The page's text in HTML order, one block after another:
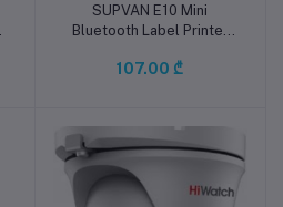
კალათაში დამატება
SUPVAN E10 Mini
Bluetooth Label Printer
107.00 ₾